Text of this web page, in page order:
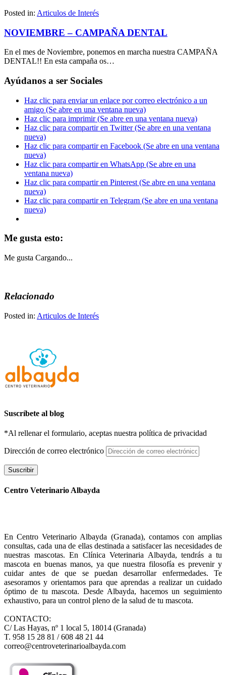
Posted in: Articulos de Interés
NOVIEMBRE – CAMPAÑA DENTAL
En el mes de Noviembre, ponemos en marcha nuestra CAMPAÑA
DENTAL!! En esta campaña os…
Ayúdanos a ser Sociales
Haz clic para enviar un enlace por correo electrónico a un
amigo (Se abre en una ventana nueva)
Haz clic para imprimir (Se abre en una ventana nueva)
Haz clic para compartir en Twitter (Se abre en una ventana
nueva)
Haz clic para compartir en Facebook (Se abre en una ventana
nueva)
Haz clic para compartir en WhatsApp (Se abre en una
ventana nueva)
Haz clic para compartir en Pinterest (Se abre en una ventana
nueva)
Haz clic para compartir en Telegram (Se abre en una ventana
nueva)
Me gusta esto:
Me gusta Cargando...
Relacionado
Posted in: Articulos de Interés
Suscríbete al blog
*Al rellenar el formulario, aceptas nuestra política de privacidad
Dirección de correo electrónico
Suscribir
Centro Veterinario Albayda
En Centro Veterinario Albayda (Granada), contamos con amplias
consultas, cada una de ellas destinada a satisfacer las necesidades de
nuestras mascotas. En Clínica Veterinaria Albayda, tendrás a tu
mascota en buenas manos, ya que nuestra filosofía es prevenir y
cuidar antes de que se puedan desarrollar enfermedades. Te
asesoramos y orientamos para que aprendas a realizar un cuidado
óptimo de tu mascota. Desde Albayda, hacemos un seguimiento
exhaustivo, para un control pleno de la salud de tu mascota.
CONTACTO:
C/ Las Hayas, nº 1 local 5, 18014 (Granada)
T. 958 15 28 81 / 608 48 21 44
correo@centroveterinarioalbayda.com